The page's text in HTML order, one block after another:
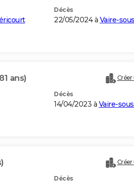
Décès
22/05/2024 à Vaire-
ans) Créer
Décès
14/04/2023 à Vaire-
Créer
Décès